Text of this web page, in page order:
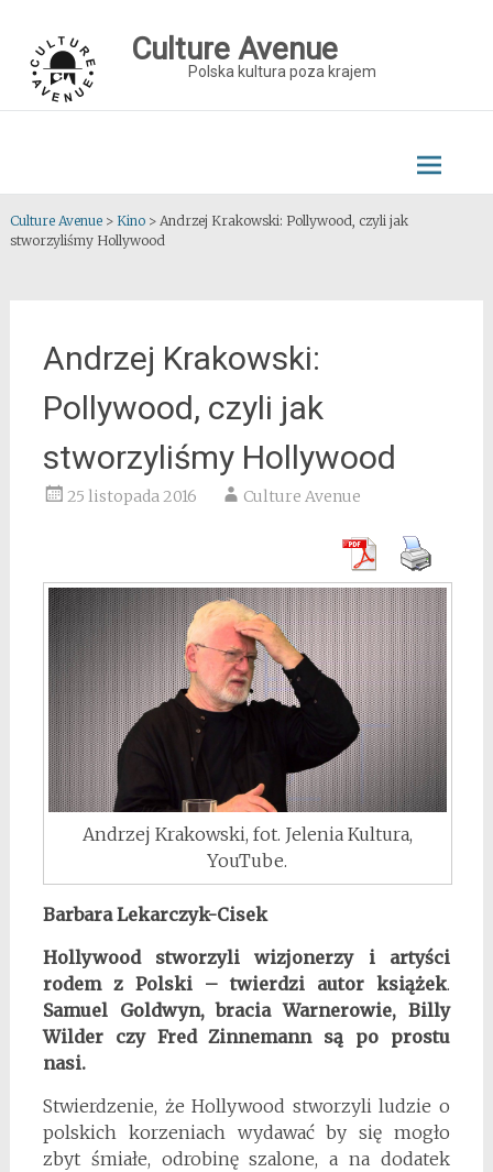
content
Culture Avenue
Polska kultura poza krajem
Culture Avenue> Kino> Andrzej Krakowski: Pollywood, czyli jak
stworzyliśmy Hollywood
Andrzej Krakowski:
Pollywood, czyli jak
stworzyliśmy Hollywood
25 listopada 2016 Culture Avenue
Andrzej Krakowski, fot. Jelenia Kultura,
YouTube.
Barbara Lekarczyk-Cisek
Hollywood stworzyli wizjonerzy i artyści
rodem z Polski – twierdzi autor książek.
Samuel Goldwyn, bracia Warnerowie, Billy
Wilder czy Fred Zinnemann są po prostu
nasi.
Stwierdzenie, że Hollywood stworzyli ludzie o
polskich korzeniach wydawać by się mogło
zbyt śmiałe, odrobinę szalone, a na dodatek